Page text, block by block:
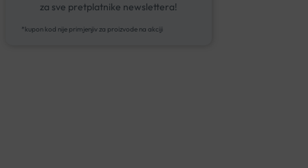
za sve pretplatnike newslettera!
*kupon kod nije primjenjiv za proizvode na akciji